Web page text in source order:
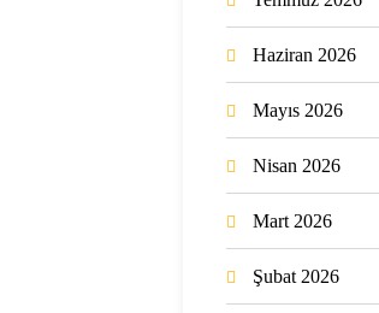
Haziran 2026
Mayıs 2026
Nisan 2026
Mart 2026
Şubat 2026